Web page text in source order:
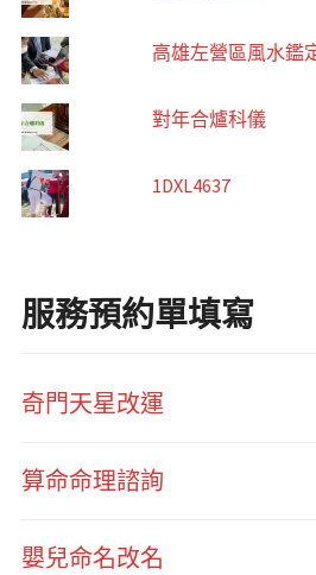
高雄左營區風水鑑
對年合爐科儀
1DXL4637
服務預約單填寫
奇門天星改運
算命命理諮詢
嬰兒命名改名